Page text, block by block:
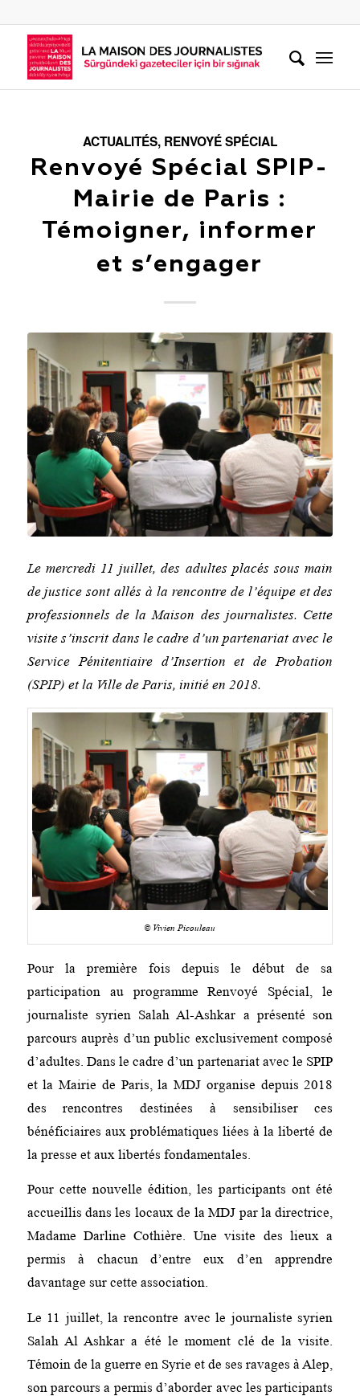
ACTUALITÉS, RENVOYÉ SPÉCIAL
Renvoyé Spécial SPIP-
Mairie de Paris :
Témoigner, informer
et s’engager
Le mercredi 11 juillet, des adultes placés sous main
de justice sont allés à la rencontre de l’équipe et des
professionnels de la Maison des journalistes. Cette
visite s’inscrit dans le cadre d’un partenariat avec le
Service Pénitentiaire d’Insertion et de Probation
(SPIP) et la Ville de Paris, initié en 2018.
© Vivien Picouleau
Pour la première fois depuis le début de sa
participation au programme Renvoyé Spécial, le
journaliste syrien Salah Al-Ashkar a présenté son
parcours auprès d’un public exclusivement composé
d’adultes. Dans le cadre d’un partenariat avec le SPIP
et la Mairie de Paris, la MDJ organise depuis 2018
des rencontres destinées à sensibiliser ces
bénéficiaires aux problématiques liées à la liberté de
la presse et aux libertés fondamentales.
Pour cette nouvelle édition, les participants ont été
accueillis dans les locaux de la MDJ par la directrice,
Madame Darline Cothière. Une visite des lieux a
permis à chacun d’entre eux d’en apprendre
davantage sur cette association.
Le 11 juillet, la rencontre avec le journaliste syrien
Salah Al Ashkar a été le moment clé de la visite.
Témoin de la guerre en Syrie et de ses ravages à Alep,
son parcours a permis d’aborder avec les participants